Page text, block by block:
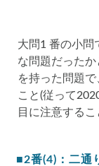
大問1 番の小問
な問題だった
を持った問題
こと(従って
目に注意するこ
■2番(4)：二通